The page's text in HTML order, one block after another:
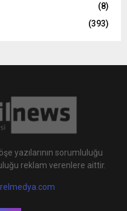
(8)
(393)
yazılarının sorumluluğu
reklam verenlere aittir.